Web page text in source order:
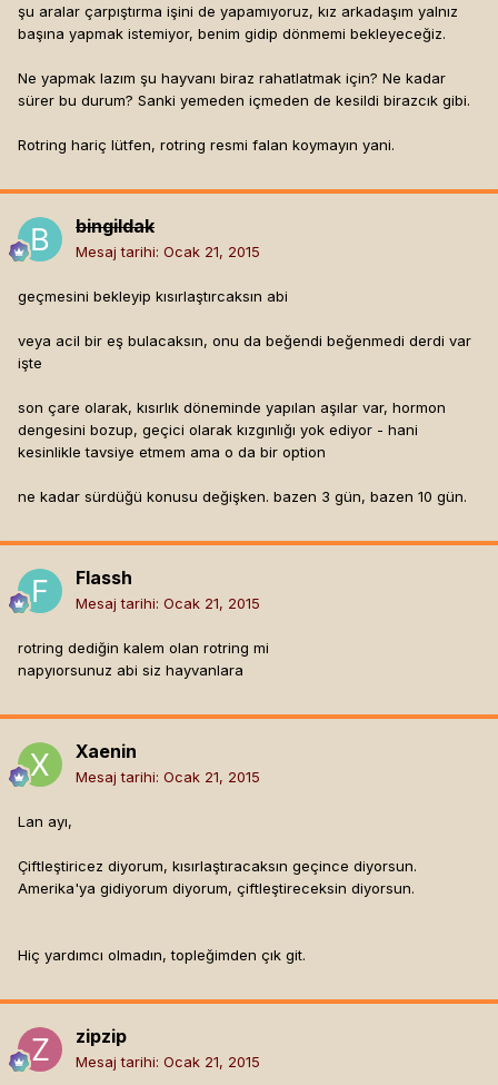
şu aralar çarpıştırma işini de yapamıyoruz, kız arkadaşım yalnız
başına yapmak istemiyor, benim gidip dönmemi bekleyeceğiz.
Ne yapmak lazım şu hayvanı biraz rahatlatmak için? Ne kadar
sürer bu durum? Sanki yemeden içmeden de kesildi birazcık gibi.
Rotring hariç lütfen, rotring resmi falan koymayın yani.
bingildak
Mesaj tarihi: Ocak 21, 2015
geçmesini bekleyip kısırlaştırcaksın abi
veya acil bir eş bulacaksın, onu da beğendi beğenmedi derdi var
işte
son çare olarak, kısırlık döneminde yapılan aşılar var, hormon
dengesini bozup, geçici olarak kızgınlığı yok ediyor - hani
kesinlikle tavsiye etmem ama o da bir option
ne kadar sürdüğü konusu değişken. bazen 3 gün, bazen 10 gün.
Flassh
Mesaj tarihi: Ocak 21, 2015
rotring dediğin kalem olan rotring mi
napyıorsunuz abi siz hayvanlara
Xaenin
Mesaj tarihi: Ocak 21, 2015
Lan ayı,
Çiftleştiricez diyorum, kısırlaştıracaksın geçince diyorsun.
Amerika'ya gidiyorum diyorum, çiftleştireceksin diyorsun.
Hiç yardımcı olmadın, topleğimden çık git.
zipzip
Mesaj tarihi: Ocak 21, 2015